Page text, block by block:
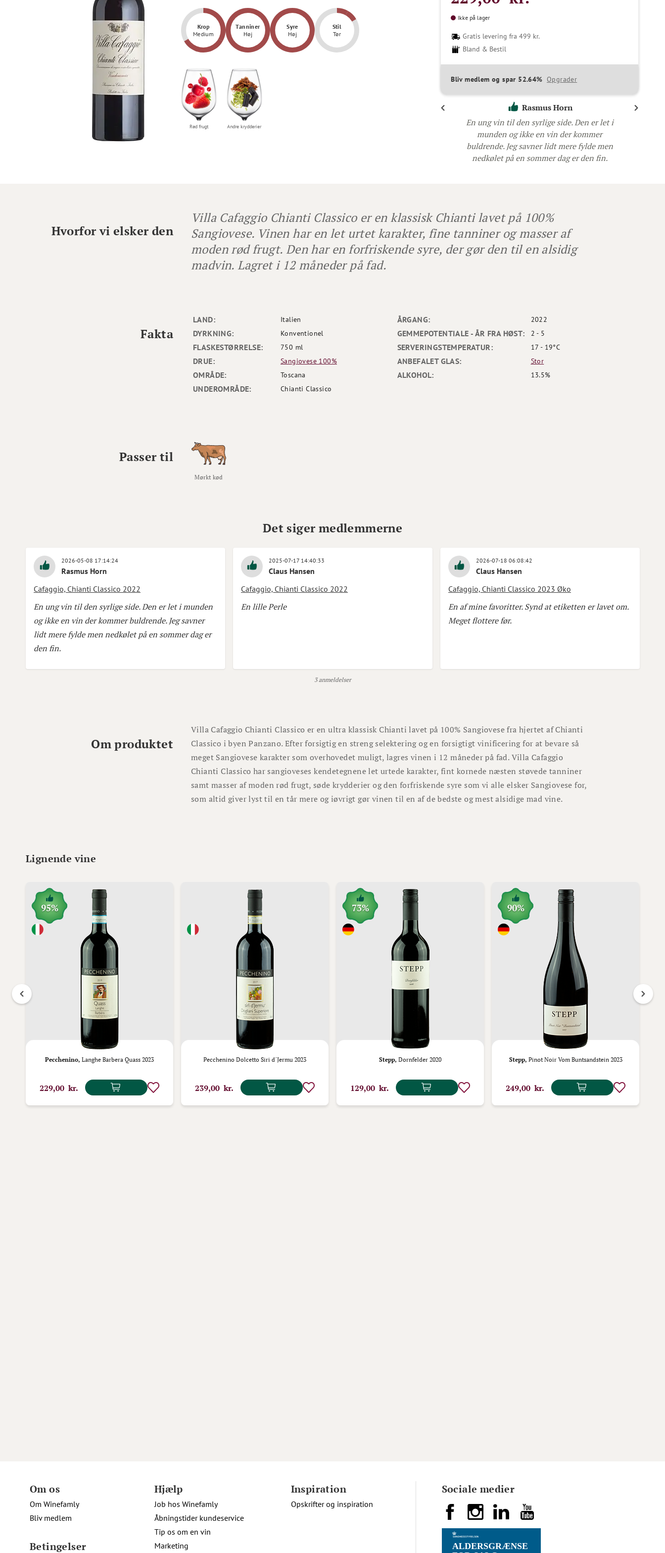
Krop
Medium
Tanniner
Høj
Syre
Høj
Stil
Tør
Rød frugt Andre krydderier
Gratis levering fra 499 kr.
Bland & Bestil
Ikke på lager
Bliv medlem og spar 52.64% Opgrader
En ung vin til den syrlige side. Den er let i
munden og ikke en vin der kommer
Rasmus Horn
En ung vin til den syrlige side. Den er let i
munden og ikke en vin der kommer
buldrende. Jeg savner lidt mere fylde men
nedkølet på en sommer dag er den fin.
Hvorfor vi elsker den
Villa Cafaggio Chianti Classico er en klassisk Chianti lavet på 100%
Sangiovese. Vinen har en let urtet karakter, fine tanniner og masser af
moden rød frugt. Den har en forfriskende syre, der gør den til en alsidig
madvin. Lagret i 12 måneder på fad.
LAND: Italien
DYRKNING: Konventionel
FLASKESTØRRELSE: 750 ml
DRUE: Sangiovese 100%
OMRÅDE: Toscana
UNDEROMRÅDE: Chianti Classico
ÅRGANG: 2022
GEMMEPOTENTIALE - ÅR FRA HØST: 2 - 5
SERVERINGSTEMPERATUR: 17 - 19°C
ANBEFALET GLAS: Stor
ALKOHOL: 13.5%
Fakta
Passer til
Mørkt kød
Det siger medlemmerne
2026-05-08 17:14:24
Rasmus Horn
Cafaggio, Chianti Classico 2022
En ung vin til den syrlige side. Den er let i munden
og ikke en vin der kommer buldrende. Jeg savner
lidt mere fylde men nedkølet på en sommer dag er
den fin.
2025-07-17 14:40:33
Claus Hansen
Cafaggio, Chianti Classico 2022
En lille Perle
2026-07-18 06:08:42
Claus Hansen
Cafaggio, Chianti Classico 2023 Øko
En af mine favoritter. Synd at etiketten er lavet om.
Meget flottere før.
3 anmeldelser
Om produktet
Villa Cafaggio Chianti Classico er en ultra klassisk Chianti lavet på 100% Sangiovese fra hjertet af Chianti
Classico i byen Panzano. Efter forsigtig en streng selektering og en forsigtigt vinificering for at bevare så
meget Sangiovese karakter som overhovedet muligt, lagres vinen i 12 måneder på fad. Villa Cafaggio
Chianti Classico har sangioveses kendetegnene let urtede karakter, fint kornede næsten støvede tanniner
samt masser af moden rød frugt, søde krydderier og den forfriskende syre som vi alle elsker Sangiovese for,
som altid giver lyst til en tår mere og iøvrigt gør vinen til en af de bedste og mest alsidige mad vine.
Lignende vine
95%
Pecchenino, Langhe Barbera Quass 2023
229,00 kr.
Pecchenino Dolcetto Siri d´Jermu 2023
239,00 kr.
73%
Stepp, Dornfelder 2020
129,00 kr.
90%
Stepp, Pinot Noir Vom Buntsandstein 2023
249,00 kr.
Om os
Om Winefamly
Bliv medlem
Betingelser
Hjælp
Job hos Winefamly
Åbningstider kundeservice
Tip os om en vin
Marketing
Inspiration
Opskrifter og inspiration
Sociale medier